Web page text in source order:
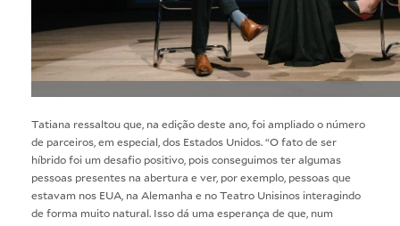
Tatiana ressaltou que, na edição deste ano, foi ampliado o número
de parceiros, em especial, dos Estados Unidos. “O fato de ser
híbrido foi um desafio positivo, pois conseguimos ter algumas
pessoas presentes na abertura e ver, por exemplo, pessoas que
estavam nos EUA, na Alemanha e no Teatro Unisinos interagindo
de forma muito natural. Isso dá uma esperança de que, num